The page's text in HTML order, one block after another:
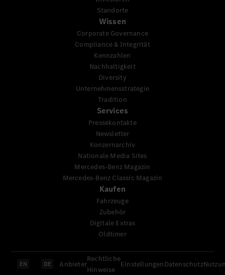
Standorte
Wissen
Corporate Governance
Compliance & Integrität
Kennzahlen
Nachhaltigkeit
Diversity
Unternehmensstrategie
Tradition
Services
Pressekontakte
Newsletter
Konzernarchiv
Nationale Media Sites
Mercedes-Benz Magazin
Mercedes-Benz Classic Magazin
Kaufen
Fahrzeuge
Zubehör
Digitale Extras
Oldtimer
EN DE Anbieter
Rechtliche
Hinweise
EinstellungenDatenschutz